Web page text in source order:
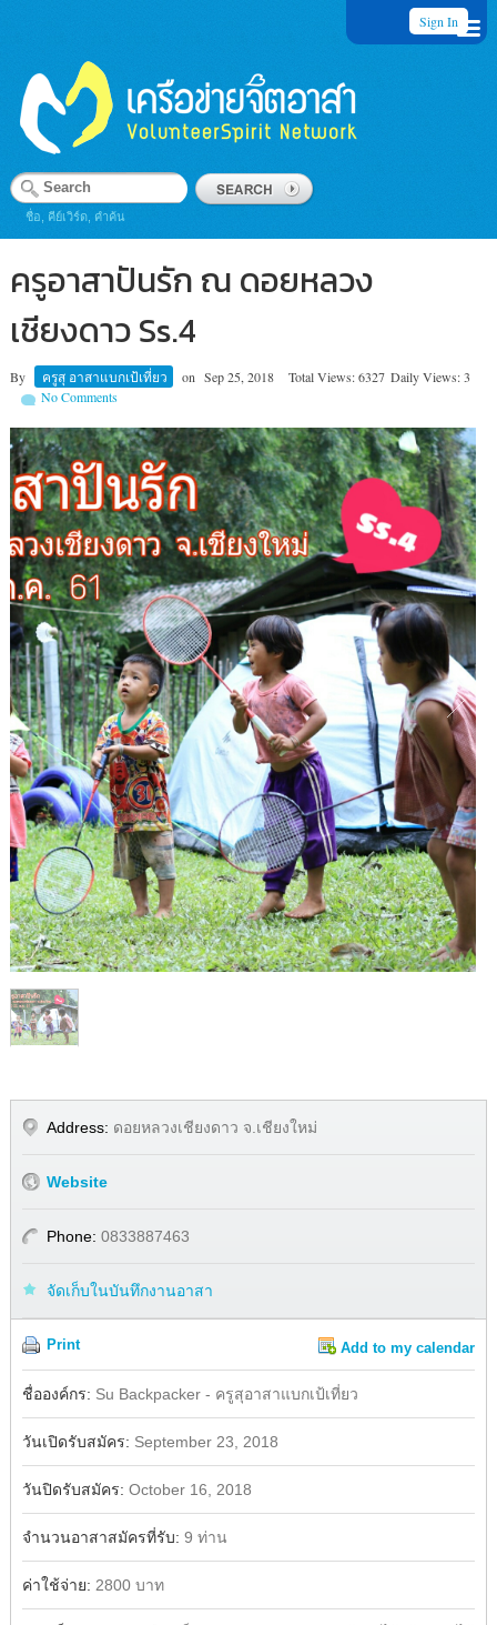
Sign In
ชื่อ, คีย์เวิร์ด, คำค้น
ครูอาสาปันรัก ณ ดอยหลวง
เชียงดาว Ss.4
By ครูสุ อาสาแบกเป้เที่ยว on Sep 25, 2018 Total Views: 6327 Daily Views: 3
No Comments
1/1
Address: ดอยหลวงเชียงดาว จ.เชียงใหม่
Website
Phone: 0833887463
จัดเก็บในบันทึกงานอาสา
Print Add to my calendar
Facebook
ชื่อองค์กร: Su Backpacker - ครูสุอาสาแบกเป้เที่ยว
วันเปิดรับสมัคร: September 23, 2018
วันปิดรับสมัคร: October 16, 2018
จำนวนอาสาสมัครที่รับ: 9 ท่าน
ค่าใช้จ่าย: 2800 บาท